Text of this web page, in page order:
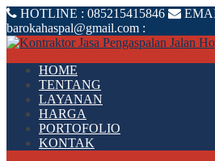
HOTLINE : 085215415846
barokahaspal@gmail.com :
HOME
TENTANG
LAYANAN
HARGA
PORTOFOLIO
KONTAK